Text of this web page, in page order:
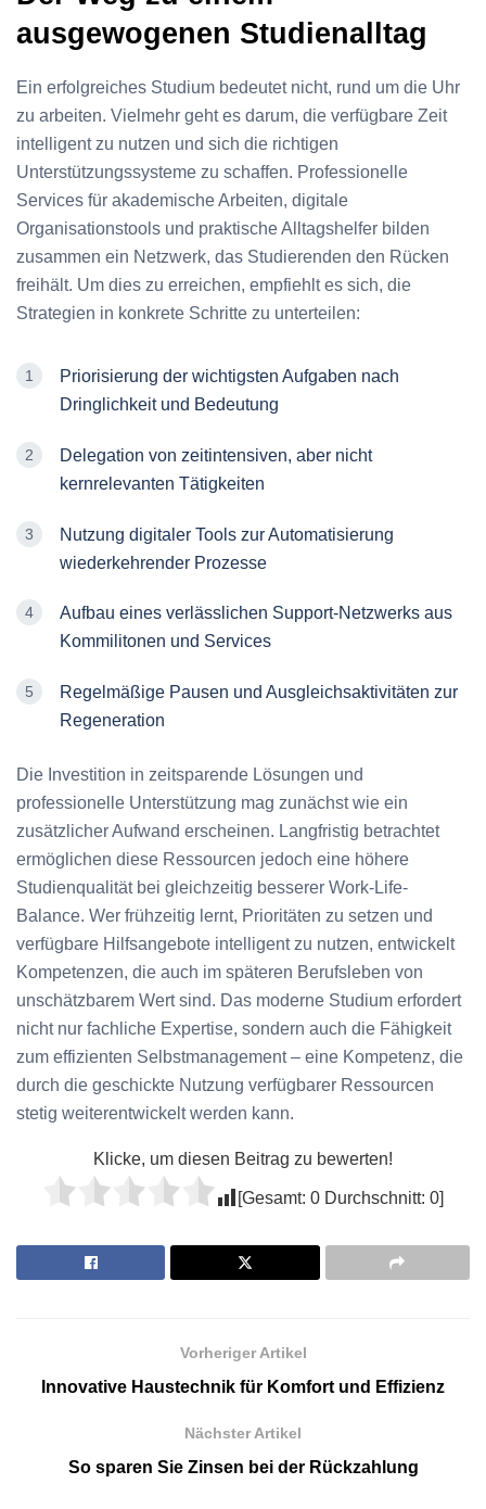
ausgewogenen Studienalltag
Ein erfolgreiches Studium bedeutet nicht, rund um die Uhr
zu arbeiten. Vielmehr geht es darum, die verfügbare Zeit
intelligent zu nutzen und sich die richtigen
Unterstützungssysteme zu schaffen. Professionelle
Services für akademische Arbeiten, digitale
Organisationstools und praktische Alltagshelfer bilden
zusammen ein Netzwerk, das Studierenden den Rücken
freihält. Um dies zu erreichen, empfiehlt es sich, die
Strategien in konkrete Schritte zu unterteilen:
Priorisierung der wichtigsten Aufgaben nach
Dringlichkeit und Bedeutung
Delegation von zeitintensiven, aber nicht
kernrelevanten Tätigkeiten
Nutzung digitaler Tools zur Automatisierung
wiederkehrender Prozesse
Aufbau eines verlässlichen Support-Netzwerks aus
Kommilitonen und Services
Regelmäßige Pausen und Ausgleichsaktivitäten zur
Regeneration
Die Investition in zeitsparende Lösungen und
professionelle Unterstützung mag zunächst wie ein
zusätzlicher Aufwand erscheinen. Langfristig betrachtet
ermöglichen diese Ressourcen jedoch eine höhere
Studienqualität bei gleichzeitig besserer Work-Life-
Balance. Wer frühzeitig lernt, Prioritäten zu setzen und
verfügbare Hilfsangebote intelligent zu nutzen, entwickelt
Kompetenzen, die auch im späteren Berufsleben von
unschätzbarem Wert sind. Das moderne Studium erfordert
nicht nur fachliche Expertise, sondern auch die Fähigkeit
zum effizienten Selbstmanagement – eine Kompetenz, die
durch die geschickte Nutzung verfügbarer Ressourcen
stetig weiterentwickelt werden kann.
Klicke, um diesen Beitrag zu bewerten!
[Gesamt: 0 Durchschnitt: 0]
Vorheriger Artikel
Innovative Haustechnik für Komfort und Effizienz
Nächster Artikel
So sparen Sie Zinsen bei der Rückzahlung